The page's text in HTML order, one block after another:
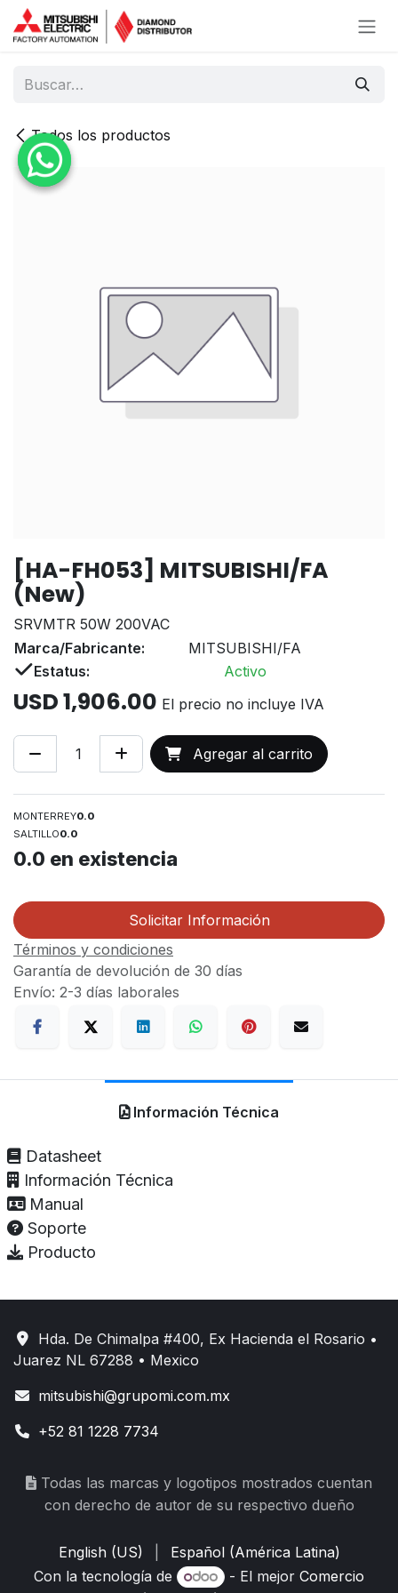
Ir al contenido
Todos los productos
[HA-FH053] MITSUBISHI/FA
(New)
SRVMTR 50W 200VAC
Marca/Fabricante:
MITSUBISHI/FA
Estatus:
Activo
USD1,906.00 El precio no incluye IVA
Agregar al carrito
MONTERREY0.0
SALTILLO0.0
0.0 en existencia
Solicitar Información
Términos y condiciones
Garantía de devolución de 30 días
Envío: 2-3 días laborales
Información Técnica
Datasheet
Información Técnica
Manual
Soporte
Producto
Hda. De Chimalpa #400, Ex Hacienda el Rosario •
Juarez NL 67288 • Mexico
mitsubishi@grupomi.com.mx
+52 81 1228 7734
Todas las marcas y logotipos mostrados cuentan
con derecho de autor de su respectivo dueño
English (US)
Español (América Latina)
Con la tecnología de
- El mejorComercio